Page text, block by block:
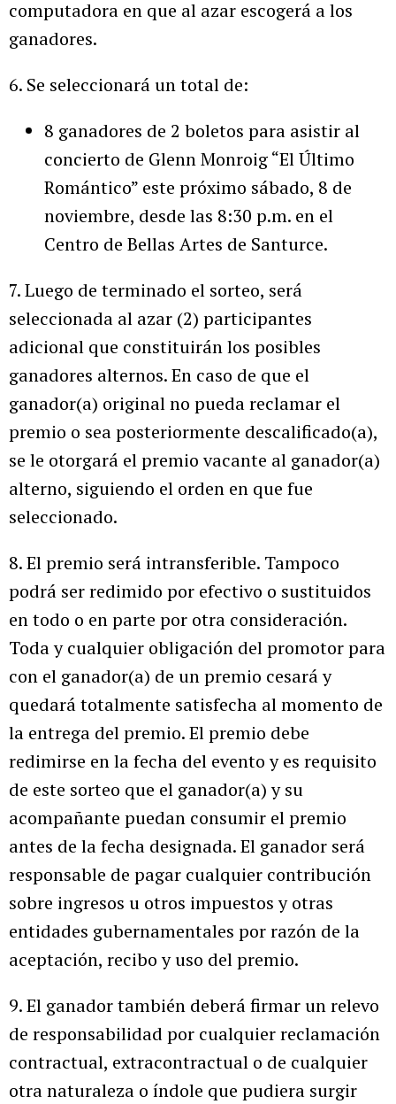
computadora en que al azar escogerá a los
ganadores.
6. Se seleccionará un total de:
8 ganadores de 2 boletos para asistir al
concierto de Glenn Monroig “El Último
Romántico” este próximo sábado, 8 de
noviembre, desde las 8:30 p.m. en el
Centro de Bellas Artes de Santurce.
7. Luego de terminado el sorteo, será
seleccionada al azar (2) participantes
adicional que constituirán los posibles
ganadores alternos. En caso de que el
ganador(a) original no pueda reclamar el
premio o sea posteriormente descalificado(a),
se le otorgará el premio vacante al ganador(a)
alterno, siguiendo el orden en que fue
seleccionado.
8. El premio será intransferible. Tampoco
podrá ser redimido por efectivo o sustituidos
en todo o en parte por otra consideración.
Toda y cualquier obligación del promotor para
con el ganador(a) de un premio cesará y
quedará totalmente satisfecha al momento de
la entrega del premio. El premio debe
redimirse en la fecha del evento y es requisito
de este sorteo que el ganador(a) y su
acompañante puedan consumir el premio
antes de la fecha designada. El ganador será
responsable de pagar cualquier contribución
sobre ingresos u otros impuestos y otras
entidades gubernamentales por razón de la
aceptación, recibo y uso del premio.
9. El ganador también deberá firmar un relevo
de responsabilidad por cualquier reclamación
contractual, extracontractual o de cualquier
otra naturaleza o índole que pudiera surgir